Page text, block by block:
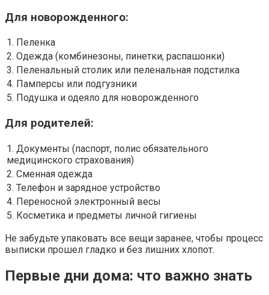
Для новорожденного:
1. Пеленка
2. Одежда (комбинезоны, пинетки, распашонки)
3. Пеленальный столик или пеленальная подстилка
4. Памперсы или подгузники
5. Подушка и одеяло для новорожденного
Для родителей:
1. Документы (паспорт, полис обязательного
медицинского страхования)
2. Сменная одежда
3. Телефон и зарядное устройство
4. Переносной электронный весы
5. Косметика и предметы личной гигиены
Не забудьте упаковать все вещи заранее, чтобы процесс
выписки прошел гладко и без лишних хлопот.
Первые дни дома: что важно знать